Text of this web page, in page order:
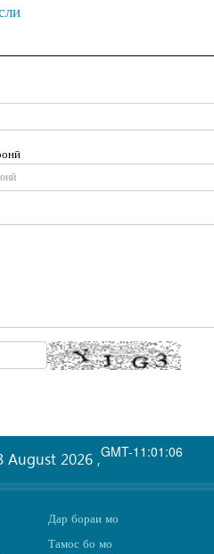
GMT-11:01:06
August 2026 ,
Дар бораи мо
Тамос бо мо